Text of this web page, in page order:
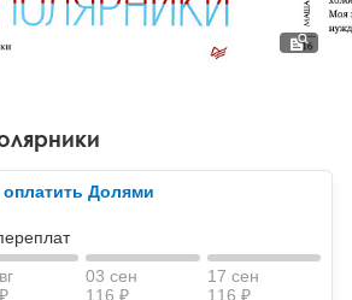
панические атаки
психотерапии
гипноз и НЛП
эргономика психология
психоанализ
Долями
03 сен
116 ₽
17 сен
116 ₽